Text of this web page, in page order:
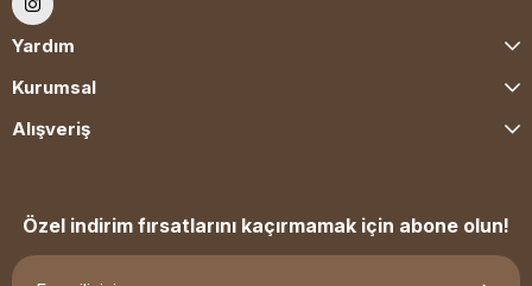
Yardım
Kurumsal
Alışveriş
Özel indirim fırsatlarını kaçırmamak için abone olun!